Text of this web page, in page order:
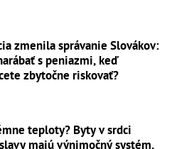
zmenila správanie Slovákov:
s peniazmi, keď
zbytočne riskovať?
teploty? Byty v srdci
majú výnimočný systém,